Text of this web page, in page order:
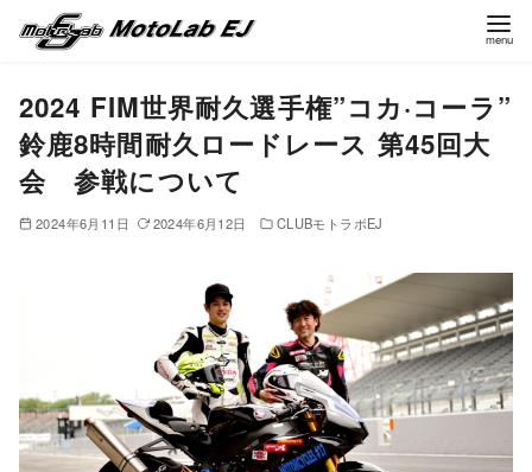
2024 FIM世界耐久選手権”コカ·コーラ”
鈴鹿8時間耐久ロードレース 第45回大
会 参戦について
2024年6月11日 2024年6月12日 CLUBモトラボEJ